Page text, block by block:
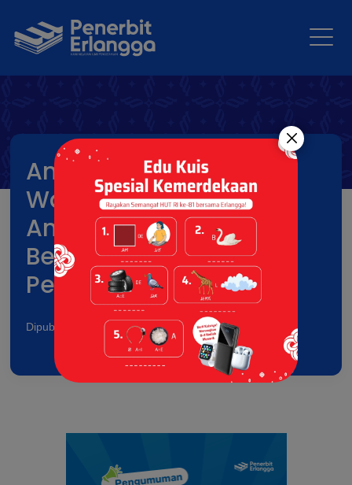
Antusiasme Peserta
Warnai Kuis Spesial
Anniversary Erlangga,
Berikut Daftar
Pemenangnya
Dipublikasikan pada: 07 May 2026